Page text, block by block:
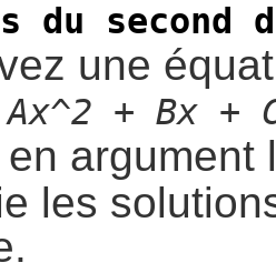
du second
une
Ax^2 + Bx +
en
les